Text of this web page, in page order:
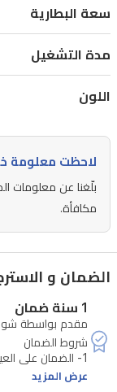
عبر
تطبيق
شاومي
هوم
من
خلال
المساعدين
الصوتيين
وAlexa).
بطارية
بسعة
5200
مللي
سعة البطارية
مدة التشغيل
اللون
لاحظت معلومة
بلّغنا عن معلومات
مكافأة.
الضمان و
1 سنة ضمان
مقدم بواسطة
1- الضمان على
عرض المزيد